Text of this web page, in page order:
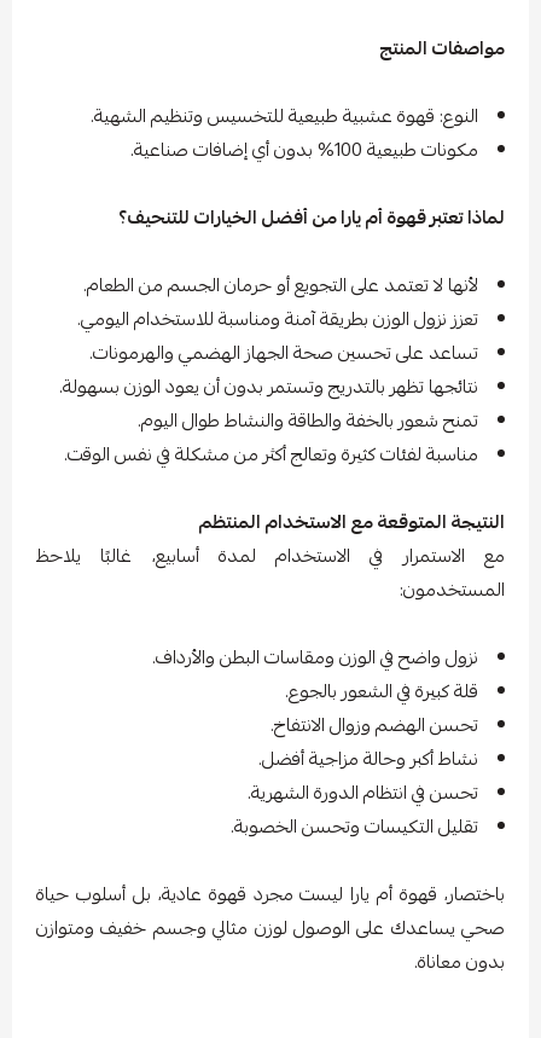
مواصفات المنتج
النوع: قهوة عشبية طبيعية للتخسيس وتنظيم الشهية.
مكونات طبيعية 100% بدون أي إضافات صناعية.
لماذا تعتبر قهوة أم يارا من أفضل الخيارات للتنحيف؟
لأنها لا تعتمد على التجويع أو حرمان الجسم من الطعام.
تعزز نزول الوزن بطريقة آمنة ومناسبة للاستخدام اليومي.
تساعد على تحسين صحة الجهاز الهضمي والهرمونات.
نتائجها تظهر بالتدريج وتستمر بدون أن يعود الوزن بسهولة.
تمنح شعور بالخفة والطاقة والنشاط طوال اليوم.
مناسبة لفئات كثيرة وتعالج أكثر من مشكلة في نفس الوقت.
النتيجة المتوقعة مع الاستخدام المنتظم
مع الاستمرار في الاستخدام لمدة أسابيع، غالبًا يلاحظ
المستخدمون:
نزول واضح في الوزن ومقاسات البطن والأرداف.
قلة كبيرة في الشعور بالجوع.
تحسن الهضم وزوال الانتفاخ.
نشاط أكبر وحالة مزاجية أفضل.
تحسن في انتظام الدورة الشهرية.
تقليل التكيسات وتحسن الخصوبة.
باختصار، قهوة أم يارا ليست مجرد قهوة عادية، بل أسلوب حياة
صحي يساعدك على الوصول لوزن مثالي وجسم خفيف ومتوازن
بدون معاناة.